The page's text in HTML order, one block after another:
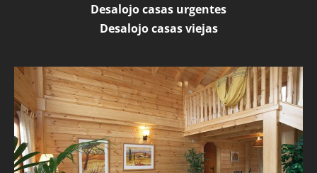
Desalojo casas urgentes
Desalojo casas viejas